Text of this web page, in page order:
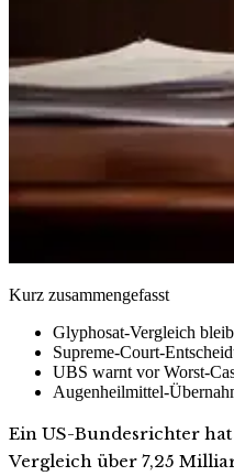
Kurz zusammengefasst
Glyphosat-Vergleich
Supreme-Court-
UBS warnt vor Worst-
Augenheilmittel-
Ein US-Bundesrichter
Vergleich über 7,25